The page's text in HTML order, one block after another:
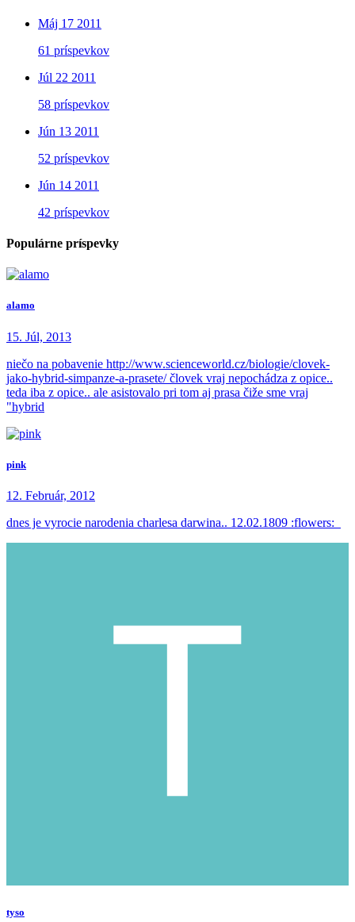
Máj 17 2011
61 príspevkov
Júl 22 2011
58 príspevkov
Jún 13 2011
52 príspevkov
Jún 14 2011
42 príspevkov
Populárne príspevky
alamo
15. Júl, 2013
niečo na pobavenie http://www.scienceworld.cz/biologie/clovek-
jako-hybrid-simpanze-a-prasete/ človek vraj nepochádza z opice..
teda iba z opice.. ale asistovalo pri tom aj prasa čiže sme vraj
"hybrid
pink
12. Február, 2012
dnes je vyrocie narodenia charlesa darwina.. 12.02.1809 :flowers:
tyso